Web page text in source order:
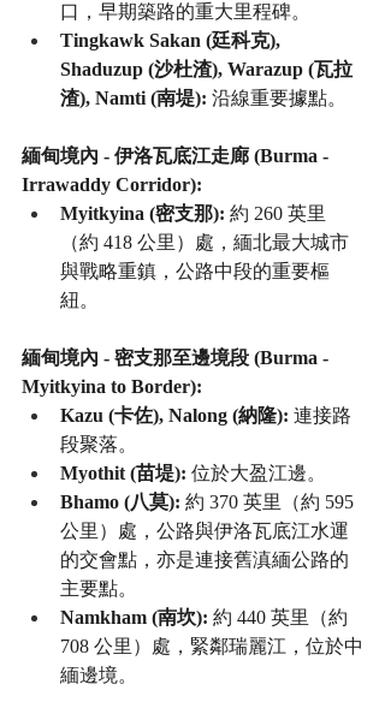
口，早期築路的重大里程碑。
Tingkawk Sakan (廷科克),
Shaduzup (沙杜渣), Warazup (瓦拉
渣), Namti (南堤): 沿線重要據點。
緬甸境內 - 伊洛瓦底江走廊 (Burma -
Irrawaddy Corridor):
Myitkyina (密支那): 約 260 英里
（約 418 公里）處，緬北最大城市
與戰略重鎮，公路中段的重要樞
紐。
緬甸境內 - 密支那至邊境段 (Burma -
Myitkyina to Border):
Kazu (卡佐), Nalong (納隆): 連接路
段聚落。
Myothit (苗堤): 位於大盈江邊。
Bhamo (八莫): 約 370 英里（約 595
公里）處，公路與伊洛瓦底江水運
的交會點，亦是連接舊滇緬公路的
主要點。
Namkham (南坎): 約 440 英里（約
708 公里）處，緊鄰瑞麗江，位於中
緬邊境。